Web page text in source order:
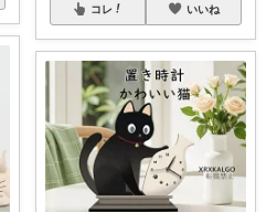
コレ いいね